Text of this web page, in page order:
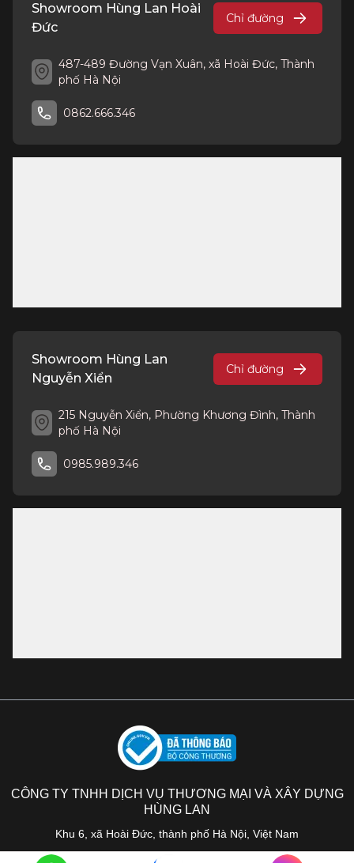
Showroom Hùng Lan Hoài
Đức
Chỉ đường
487-489 Đường Vạn Xuân, xã Hoài Đức, Thành
phố Hà Nội
0862.666.346
Showroom Hùng Lan
Nguyễn Xiển
Chỉ đường
215 Nguyễn Xiển, Phường Khương Đình, Thành
phố Hà Nội
0985.989.346
CÔNG TY TNHH DỊCH VỤ THƯƠNG MẠI VÀ XÂY DỰNG
HÙNG LAN
Khu 6, xã Hoài Đức, thành phố Hà Nội, Việt Nam
Copyright © Hùng Lan 2026· All Rights Reserved